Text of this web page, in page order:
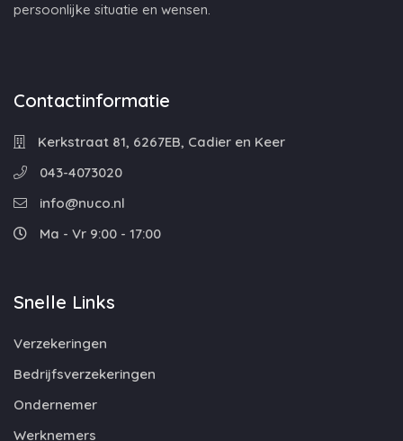
persoonlijke situatie en wensen.
Contactinformatie
Kerkstraat 81, 6267EB, Cadier en Keer
043-4073020
info@nuco.nl
Ma - Vr 9:00 - 17:00
Snelle Links
Verzekeringen
Bedrijfsverzekeringen
Ondernemer
Werknemers